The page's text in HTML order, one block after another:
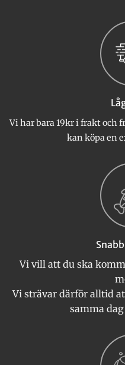
Vi har bara 19kr i frakt och
kan köpa en
Vi vill att du ska
Vi strävar därför alltid
samma